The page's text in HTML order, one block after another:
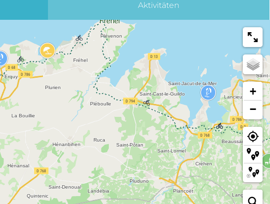
Aktivitäten
+
−